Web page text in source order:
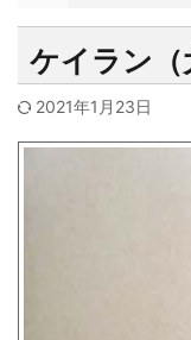
ケイラン（
2021年1月23日